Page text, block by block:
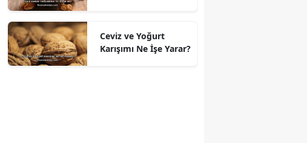
Ceviz ve Yoğurt
Karışımı Ne İşe Yarar?